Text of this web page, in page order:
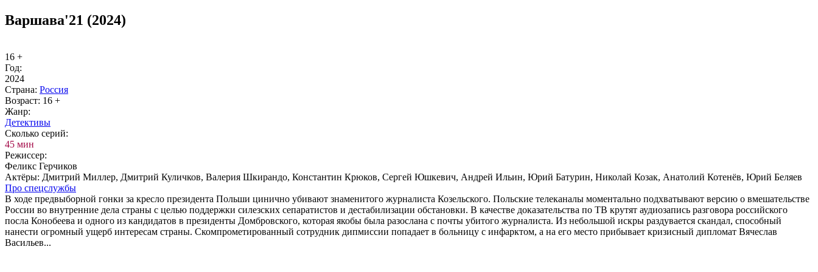
Варшава'21 (2024)
16 +
Год:
2024
Стра­на: Рос­сия
Воз­раст: 16 +
Жанр:
Де­тек­ти­вы
Сколь­ко се­рий:
45 мин
Ре­жис­сер:
Феликс Герчиков
Ак­тё­ры: Дмитрий Миллер, Дмитрий Куличков, Валерия Шкирандо, Константин Крюков, Сергей Юшкевич, Андрей Ильин, Юрий Батурин, Николай Козак, Анатолий Котенёв, Юрий Беляев
Про спец­служ­бы
В ходе предвыборной гонки за кресло президента Польши цинично убивают знаменитого журналиста Козельского. Польские телеканалы моментально подхватывают версию о вмешательстве
России во внутренние дела страны с целью поддержки силезских сепаратистов и дестабилизации обстановки. В качестве доказательства по ТВ крутят аудиозапись разговора российского
посла Конобеева и одного из кандидатов в президенты Домбровского, которая якобы была разослана с почты убитого журналиста. Из небольшой искры раздувается скандал, способный
нанести огромный ущерб интересам страны. Скомпрометированный сотрудник дипмиссии попадает в больницу с инфарктом, а на его место прибывает кризисный дипломат Вячеслав
Васильев...